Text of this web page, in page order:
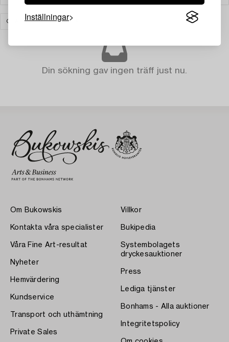
Inställningar
GLAS RENSA ALLA
Din sökning gav ingen träff just nu.
Om Bukowskis
Kontakta våra specialister
Våra Fine Art-resultat
Nyheter
Hemvärdering
Kundservice
Transport och uthämtning
Private Sales
Villkor
Bukipedia
Systembolagets
dryckesauktioner
Press
Lediga tjänster
Bonhams - Alla auktioner
Integritetspolicy